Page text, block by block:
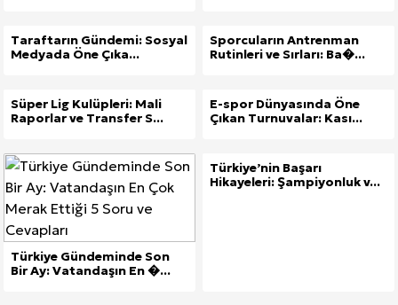
Taraftarın Gündemi: Sosyal
Medyada Öne Çıka...
Sporcuların Antrenman
Rutinleri ve Sırları: Ba�...
Süper Lig Kulüpleri: Mali
Raporlar ve Transfer S...
E-spor Dünyasında Öne
Çıkan Turnuvalar: Kası...
Türkiye Gündeminde Son
Bir Ay: Vatandaşın En �...
Türkiye’nin Başarı
Hikayeleri: Şampiyonluk v...